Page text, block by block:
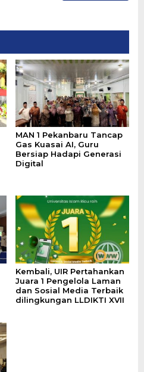
MAN 1 Pekanbaru Tancap
Gas Kuasai AI, Guru
Bersiap Hadapi Generasi
Digital
Kembali, UIR Pertahankan
Juara 1 Pengelola Laman
dan Sosial Media Terbaik
dilingkungan LLDIKTI XVII